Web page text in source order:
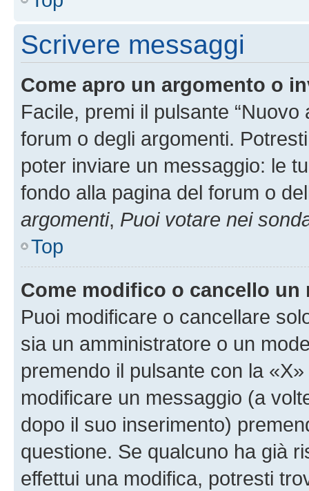
Scrivere messaggi
Come apro un argomento o
Facile, premi il pulsante
forum o degli argomenti.
poter inviare un messaggio: le
fondo alla pagina del forum o
argomenti, Puoi votare nei
Top
Come modifico o cancello un
Puoi modificare o cancellare
sia un amministratore o un
premendo il pulsante con la
modificare un messaggio (a
dopo il suo inserimento)
questione. Se qualcuno ha già
effettui una modifica, potresti